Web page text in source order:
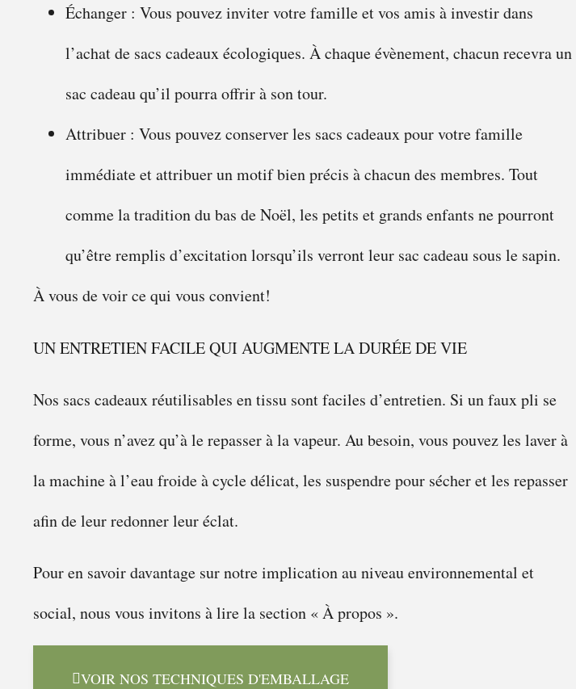
Échanger : Vous pouvez inviter votre famille et vos amis à investir dans
l’achat de sacs cadeaux écologiques. À chaque évènement, chacun recevra un
sac cadeau qu’il pourra offrir à son tour.
Attribuer : Vous pouvez conserver les sacs cadeaux pour votre famille
immédiate et attribuer un motif bien précis à chacun des membres. Tout
comme la tradition du bas de Noël, les petits et grands enfants ne pourront
qu’être remplis d’excitation lorsqu’ils verront leur sac cadeau sous le sapin.
À vous de voir ce qui vous convient!
UN ENTRETIEN FACILE QUI AUGMENTE LA DURÉE DE VIE
Nos sacs cadeaux réutilisables en tissu sont faciles d’entretien. Si un faux pli se
forme, vous n’avez qu’à le repasser à la vapeur. Au besoin, vous pouvez les laver à
la machine à l’eau froide à cycle délicat, les suspendre pour sécher et les repasser
afin de leur redonner leur éclat.
Pour en savoir davantage sur notre implication au niveau environnemental et
social, nous vous invitons à lire la section « À propos ».
VOIR NOS TECHNIQUES D'EMBALLAGE